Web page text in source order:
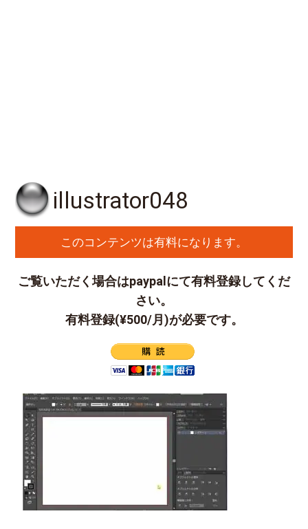
illustrator048
このコンテンツは有料になります。
ご覧いただく場合はpaypalにて有料登録してくだ
さい。
有料登録(¥500/月)が必要です。